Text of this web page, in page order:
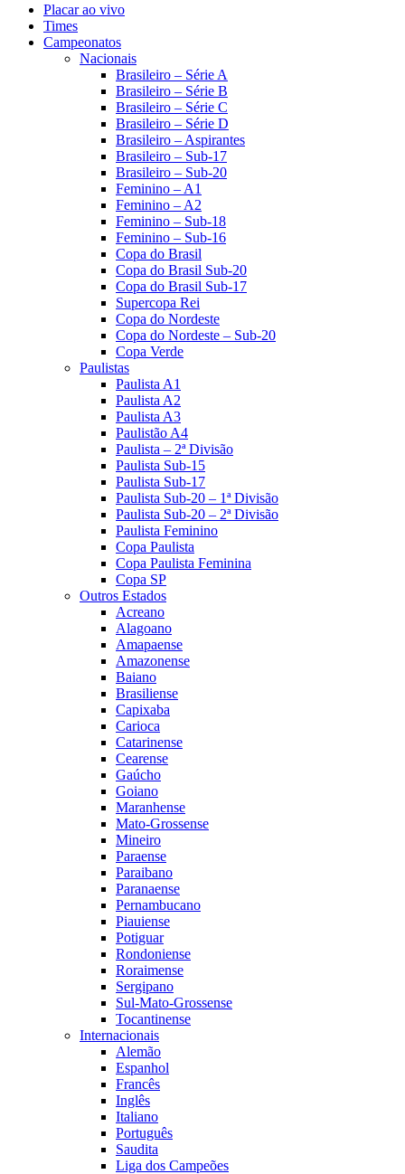
Placar ao vivo
Times
Campeonatos
Nacionais
Brasileiro – Série A
Brasileiro – Série B
Brasileiro – Série C
Brasileiro – Série D
Brasileiro – Aspirantes
Brasileiro – Sub-17
Brasileiro – Sub-20
Feminino – A1
Feminino – A2
Feminino – Sub-18
Feminino – Sub-16
Copa do Brasil
Copa do Brasil Sub-20
Copa do Brasil Sub-17
Supercopa Rei
Copa do Nordeste
Copa do Nordeste – Sub-20
Copa Verde
Paulistas
Paulista A1
Paulista A2
Paulista A3
Paulistão A4
Paulista – 2ª Divisão
Paulista Sub-15
Paulista Sub-17
Paulista Sub-20 – 1ª Divisão
Paulista Sub-20 – 2ª Divisão
Paulista Feminino
Copa Paulista
Copa Paulista Feminina
Copa SP
Outros Estados
Acreano
Alagoano
Amapaense
Amazonense
Baiano
Brasiliense
Capixaba
Carioca
Catarinense
Cearense
Gaúcho
Goiano
Maranhense
Mato-Grossense
Mineiro
Paraense
Paraibano
Paranaense
Pernambucano
Piauiense
Potiguar
Rondoniense
Roraimense
Sergipano
Sul-Mato-Grossense
Tocantinense
Internacionais
Alemão
Espanhol
Francês
Inglês
Italiano
Português
Saudita
Liga dos Campeões